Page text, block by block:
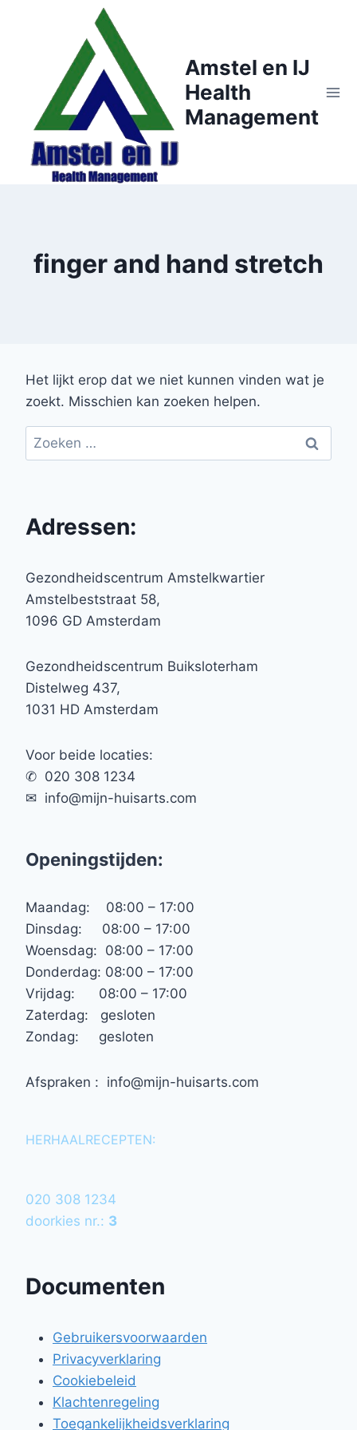
Amstel en IJ
Health
Management
finger and hand stretch
Het lijkt erop dat we niet kunnen vinden wat je
zoekt. Misschien kan zoeken helpen.
Zoeken
naar:
Adressen:
Gezondheidscentrum Amstelkwartier
Amstelbeststraat 58,
1096 GD Amsterdam
Gezondheidscentrum Buiksloterham
Distelweg 437,
1031 HD Amsterdam
Voor beide locaties:
✆ 020 308 1234
✉︎ info@mijn-huisarts.com
Openingstijden:
Maandag: 08:00 – 17:00
Dinsdag: 08:00 – 17:00
Woensdag: 08:00 – 17:00
Donderdag: 08:00 – 17:00
Vrijdag: 08:00 – 17:00
Zaterdag: gesloten
Zondag: gesloten
Afspraken : info@mijn-huisarts.com
HERHAALRECEPTEN:
020 308 1234
doorkies nr.: 3
Documenten
Gebruikersvoorwaarden
Privacyverklaring
Cookiebeleid
Klachtenregeling
Toegankelijkheidsverklaring